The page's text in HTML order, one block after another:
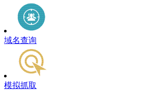
域名查询
模拟抓取